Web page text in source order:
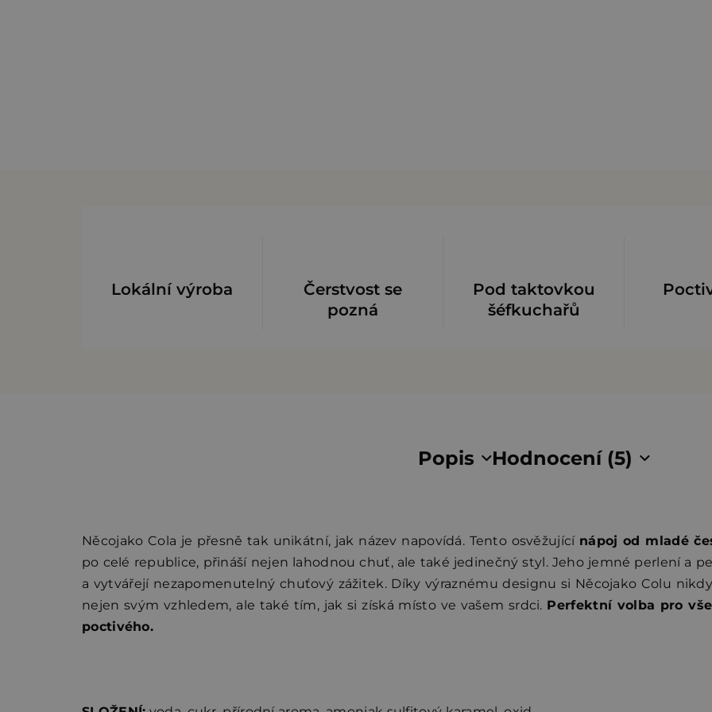
Lokální výroba
Čerstvost se
pozná
Pod taktovkou
šéfkuchařů
Popis Hodnocení (5)
Něcojako Cola je přesně tak unikátní, jak název napovídá. Tento osvěžující nápoj od mladé
po celé republice, přináší nejen lahodnou chuť, ale také jedinečný styl. Jeho jemné perlení a
a vytvářejí nezapomenutelný chuťový zážitek. Díky výraznému designu si Něcojako Colu
nejen svým vzhledem, ale také tím, jak si získá místo ve vašem srdci. Perfektní volba pro
poctivého.